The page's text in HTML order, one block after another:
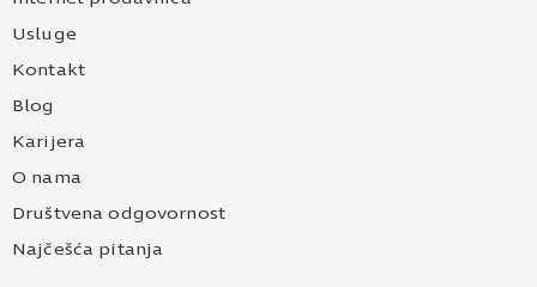
Usluge
Kontakt
Blog
Karijera
O nama
Društvena odgovornost
Najčešća pitanja